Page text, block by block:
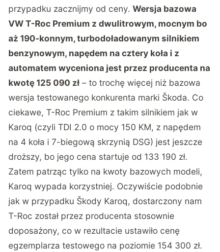
przypadku zacznijmy od ceny.Wersja bazowa
VW T-Roc Premium z dwulitrowym, mocnym bo
aż 190-konnym, turbodoładowanym silnikiem
benzynowym, napędem na cztery koła i z
automatem wyceniona jest przez producenta na
kwotę 125 090 zł – to trochę więcej niż bazowa
wersja testowanego konkurenta marki Škoda. Co
ciekawe, T-Roc Premium z takim silnikiem jak w
Karoq (czyli TDI 2.0 o mocy 150 KM, z napędem
na 4 koła i 7-biegową skrzynią DSG) jest jeszcze
droższy, bo jego cena startuje od 133 190 zł.
Zatem patrząc tylko na kwoty bazowych modeli,
Karoq wypada korzystniej. Oczywiście podobnie
jak w przypadku Škody Karoq, dostarczony nam
T-Roc został przez producenta stosownie
doposażony, co w rezultacie ustawiło cenę
egzemplarza testowego na poziomie 154 300 zł.